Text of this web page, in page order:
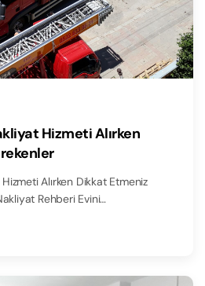
Hizmeti Alırken
Alırken Dikkat Etmeniz
Rehberi Evini…